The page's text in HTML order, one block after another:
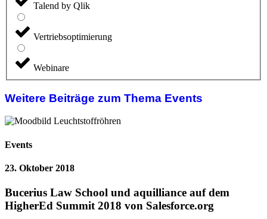
Talend by Qlik
Vertriebsoptimierung
Webinare
Weitere Beiträge zum Thema Events
Events
23. Oktober 2018
Bucerius Law School und aquilliance auf dem
HigherEd Summit 2018 von Salesforce.org